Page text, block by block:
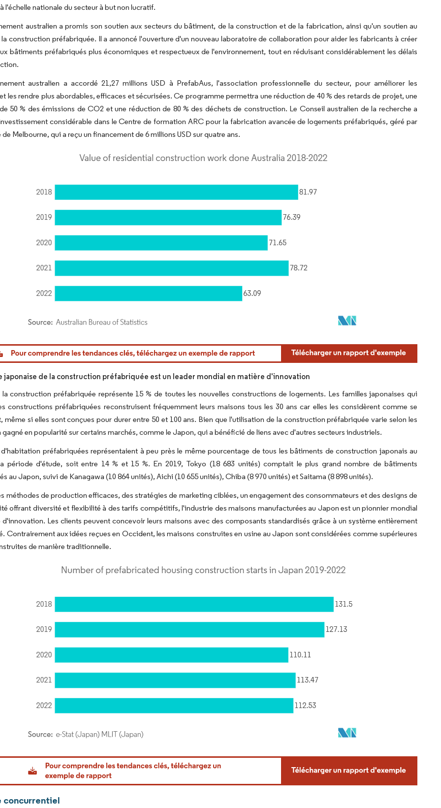
l'échelle nationale du secteur à but non lucratif.
australien a promis son soutien aux secteurs du bâtiment, de la construction et de la fabrication, ainsi qu'un soutien au
construction préfabriquée. Il a annoncé l'ouverture d'un nouveau laboratoire de collaboration pour aider les fabricants à créer
bâtiments préfabriqués plus économiques et respectueux de l'environnement, tout en réduisant considérablement les délais
australien a accordé 21,27 millions USD à PrefabAus, l'association professionnelle du secteur, pour améliorer les
les rendre plus abordables, efficaces et sécurisées. Ce programme permettra une réduction de 40 % des retards de projet, une
50 % des émissions de CO2 et une réduction de 80 % des déchets de construction. Le Conseil australien de la recherche a
considérable dans le Centre de formation ARC pour la fabrication avancée de logements préfabriqués, géré par
Melbourne, qui a reçu un financement de 6 millions USD sur quatre ans.
Intelligence. La réutilisation nécessite une attribution sous CC BY 4.0.
japonaise de la construction préfabriquée est un leader mondial en matière d'innovation
construction préfabriquée représente 15 % de toutes les nouvelles constructions de logements. Les familles japonaises qui
constructions préfabriquées reconstruisent fréquemment leurs maisons tous les 30 ans car elles les considèrent comme se
même si elles sont conçues pour durer entre 50 et 100 ans. Bien que l'utilisation de la construction préfabriquée varie selon les
gagné en popularité sur certains marchés, comme le Japon, qui a bénéficié de liens avec d'autres secteurs industriels.
d'habitation préfabriquées représentaient à peu près le même pourcentage de tous les bâtiments de construction japonais au
période d'étude, soit entre 14 % et 15 %. En 2019, Tokyo (18 683 unités) comptait le plus grand nombre de bâtiments
au Japon, suivi de Kanagawa (10 864 unités), Aichi (10 655 unités), Chiba (8 970 unités) et Saitama (8 898 unités).
méthodes de production efficaces, des stratégies de marketing ciblées, un engagement des consommateurs et des designs de
offrant diversité et flexibilité à des tarifs compétitifs, l'industrie des maisons manufacturées au Japon est un pionnier mondial
d'innovation. Les clients peuvent concevoir leurs maisons avec des composants standardisés grâce à un système entièrement
Contrairement aux idées reçues en Occident, les maisons construites en usine au Japon sont considérées comme supérieures
de manière traditionnelle.
Intelligence. La réutilisation nécessite une attribution sous CC BY 4.0.
concurrentiel